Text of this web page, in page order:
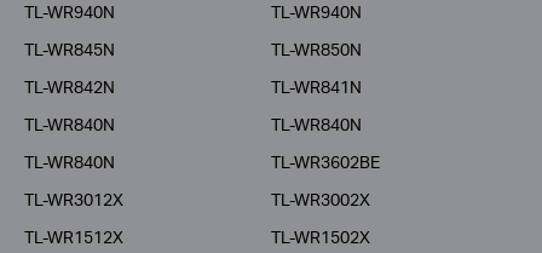
TL-WR940N
TL-WR940N
TL-WR845N
TL-WR850N
TL-WR842N
TL-WR841N
TL-WR840N
TL-WR840N
TL-WR840N
TL-WR3602BE
TL-WR3012X
TL-WR3002X
TL-WR1512X
TL-WR1502X